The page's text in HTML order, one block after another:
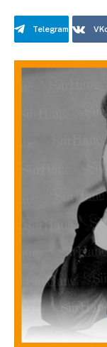
Telegram